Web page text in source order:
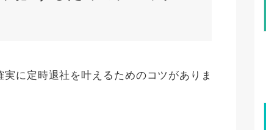
に定時退社を叶えるためのコツがありま